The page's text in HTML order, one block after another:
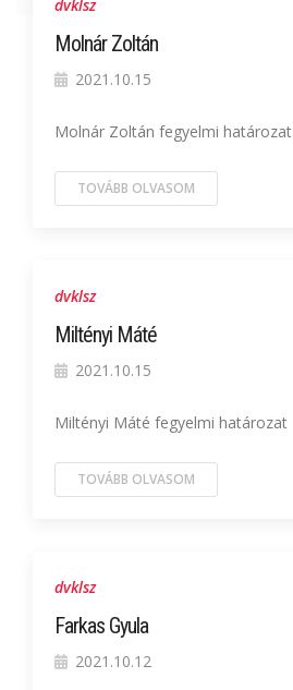
dvklsz
Molnár Zoltán
2021.10.15
Molnár Zoltán fegyelmi határozat
TOVÁBB OLVASOM
dvklsz
Miltényi Máté
2021.10.15
Miltényi Máté fegyelmi határozat
TOVÁBB OLVASOM
dvklsz
Farkas Gyula
2021.10.12